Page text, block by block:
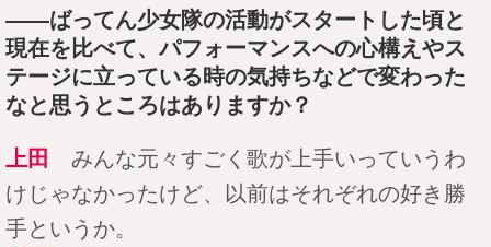
――ばってん少女隊の活動がスタートした頃と
現在を比べて、パフォーマンスへの心構えやス
テージに立っている時の気持ちなどで変わった
なと思うところはありますか？
上田 みんな元々すごく歌が上手いっていうわ
けじゃなかったけど、以前はそれぞれの好き勝
手というか。